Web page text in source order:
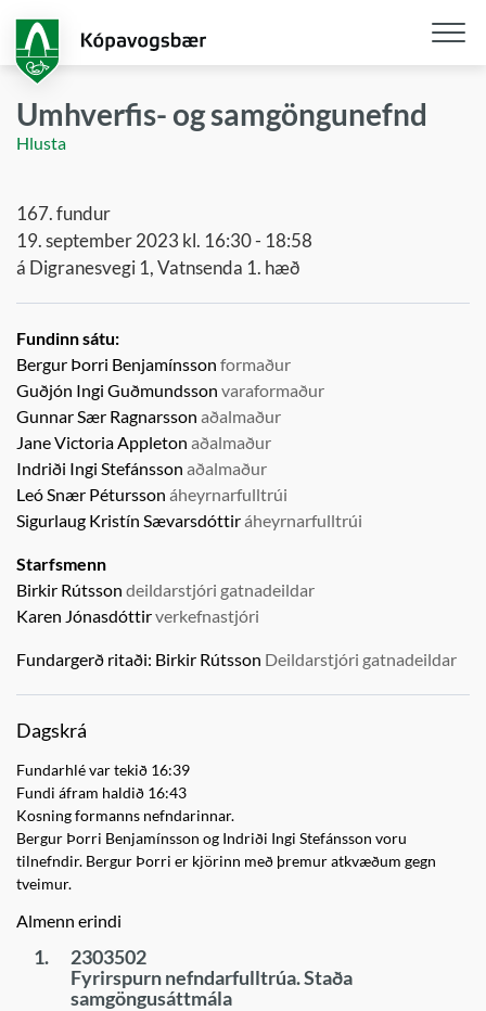
aðalefni
Umhverfis- og samgöngunefnd
Hlusta
167. fundur
19. september 2023 kl. 16:30 - 18:58
á Digranesvegi 1, Vatnsenda 1. hæð
Fundinn sátu:
Bergur Þorri Benjamínsson formaður
Guðjón Ingi Guðmundsson varaformaður
Gunnar Sær Ragnarsson aðalmaður
Jane Victoria Appleton aðalmaður
Indriði Ingi Stefánsson aðalmaður
Leó Snær Pétursson áheyrnarfulltrúi
Sigurlaug Kristín Sævarsdóttiráheyrnarfulltrúi
Starfsmenn
Birkir Rútsson deildarstjóri gatnadeildar
Karen Jónasdóttirverkefnastjóri
Fundargerð ritaði: Birkir Rútsson Deildarstjóri gatnadeildar
Dagskrá
Fundarhlé var tekið 16:39
Fundi áfram haldið 16:43
Kosning formanns nefndarinnar.
Bergur Þorri Benjamínsson og Indriði Ingi Stefánsson voru
tilnefndir. Bergur Þorri er kjörinn með þremur atkvæðum gegn
tveimur.
Almenn erindi
1.
2303502
Fyrirspurn nefndarfulltrúa. Staða
samgöngusáttmála
Opna